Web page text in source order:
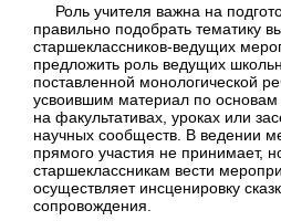
Роль учителя важна на
правильно подобрать тематику
старшеклассников-ведущих
предложить роль ведущих
поставленной монологической
усвоившим материал по основам
на факультативах, уроках или
научных сообществ. В ведении
прямого участия не принимает,
старшеклассникам вести
осуществляет инсценировку
сопровождения.